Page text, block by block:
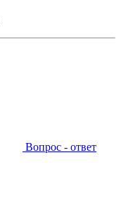
Вопрос - ответ